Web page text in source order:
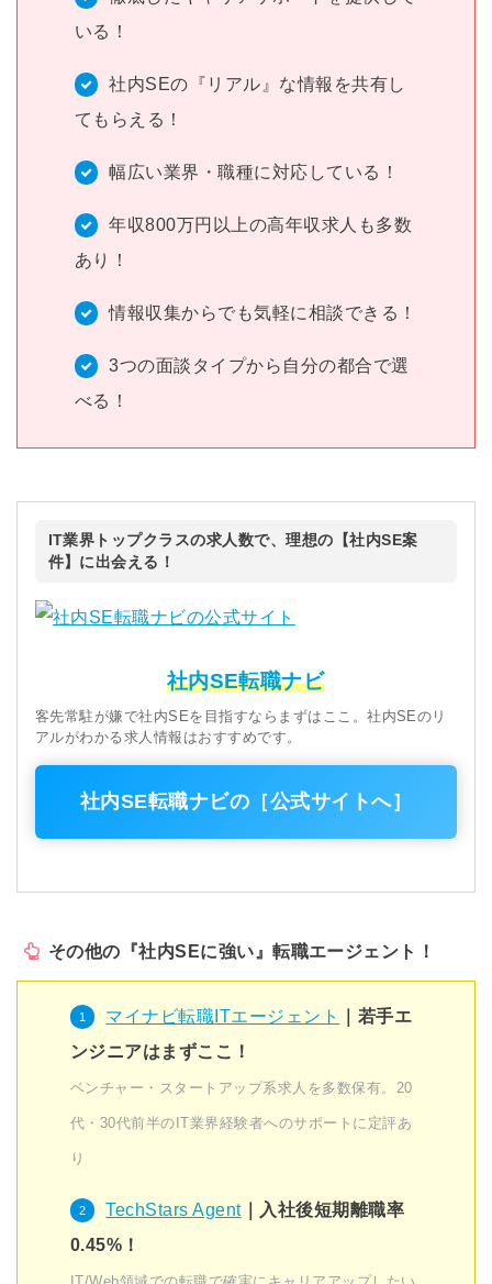
いる！
社内SEの『リアル』な情報を共有し
てもらえる！
幅広い業界・職種に対応している！
年収800万円以上の高年収求人も多数
あり！
情報収集からでも気軽に相談できる！
3つの面談タイプから自分の都合で選
べる！
IT業界トップクラスの求人数で、理想の【社内SE案
件】に出会える！
社内SE転職ナビ
客先常駐が嫌で社内SEを目指すならまずはここ。社内SEのリ
アルがわかる求人情報はおすすめです。
社内SE転職ナビの［公式サイトへ］
その他の『社内SEに強い』転職エージェント！
マイナビ転職ITエージェント
｜若手エ
ンジニアはまずここ！
ベンチャー・スタートアップ系求人を多数保有。20
代・30代前半のIT業界経験者へのサポートに定評あ
り
TechStars Agent｜入社後短期離職率
0.45%！